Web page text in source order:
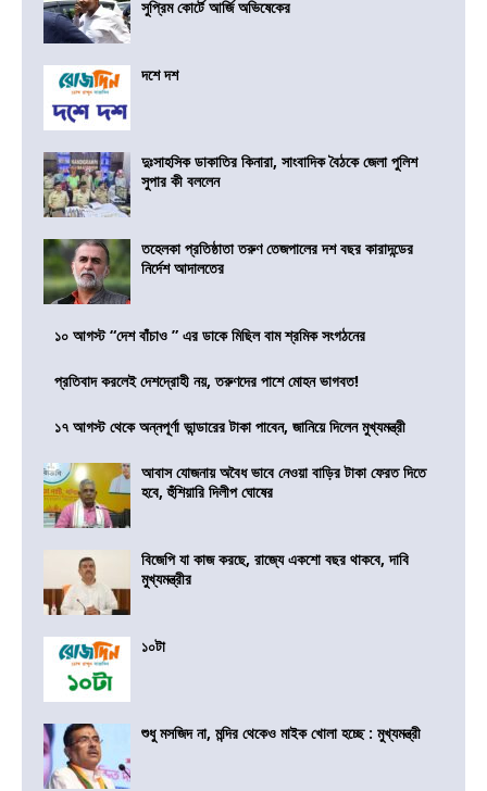
সুপ্রিম কোর্টে আর্জি অভিষেকের
দশে দশ
দুঃসাহসিক ডাকাতির কিনারা, সাংবাদিক বৈঠকে জেলা পুলিশ
সুপার কী বললেন
তহেলকা প্রতিষ্ঠাতা তরুণ তেজপালের দশ বছর কারাদন্ডের
নির্দেশ আদালতের
১০ আগস্ট “দেশ বাঁচাও ” এর ডাকে মিছিল বাম শ্রমিক সংগঠনের
প্রতিবাদ করলেই দেশদ্রোহী নয়, তরুণদের পাশে মোহন ভাগবত!
১৭ আগস্ট থেকে অন্নপূর্ণা ভান্ডারের টাকা পাবেন, জানিয়ে দিলেন মুখ্যমন্ত্রী
আবাস যোজনায় অবৈধ ভাবে নেওয়া বাড়ির টাকা ফেরত দিতে
হবে, হুঁশিয়ারি দিলীপ ঘোষের
বিজেপি যা কাজ করছে, রাজ্যে একশো বছর থাকবে, দাবি
মুখ্যমন্ত্রীর
১০টা
শুধু মসজিদ না, মন্দির থেকেও মাইক খোলা হচ্ছে : মুখ্যমন্ত্রী